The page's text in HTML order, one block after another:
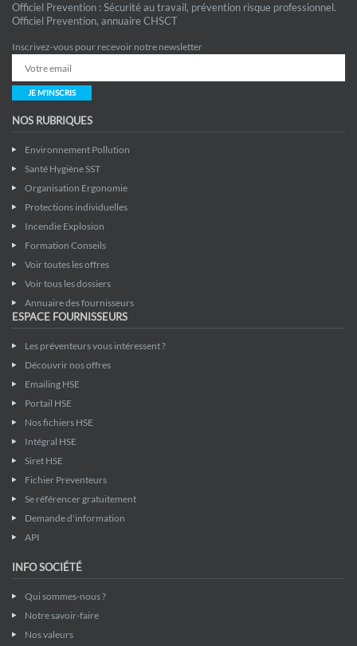
Officiel Prevention : Sécurité au travail, prévention risque professionnel.
Officiel Prevention, annuaire CHSCT
Inscrivez-vous pour recevoir notre newsletter
JE M'INSCRIS
NOS RUBRIQUES
Environnement Pollution
Santé Hygiène SST
Organisation Ergonomie
Protections individuelles
Incendie Explosion
Formation Conseils
Voir toutes les offres
Voir tous les dossiers
Annuaire des fournisseurs
ESPACE FOURNISSEURS
Les préventeurs vous intéressent ?
Découvrir nos offres
Emailing HSE
Portail HSE
Nos fichiers HSE
Intégral HSE
Siret HSE
Fichier Preventeurs
Se référencer gratuitement
Demande d'information
API
INFO SOCIÉTÉ
Qui sommes-nous ?
Notre savoir-faire
Nos valeurs